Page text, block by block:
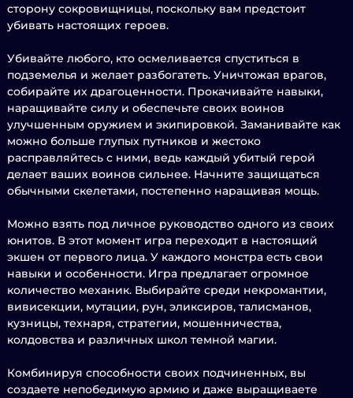
сторону сокровищницы, поскольку вам предстоит
убивать настоящих героев.
Убивайте любого, кто осмеливается спуститься в
подземелья и желает разбогатеть. Уничтожая врагов,
собирайте их драгоценности. Прокачивайте навыки,
наращивайте силу и обеспечьте своих воинов
улучшенным оружием и экипировкой. Заманивайте как
можно больше глупых путников и жестоко
расправляйтесь с ними, ведь каждый убитый герой
делает ваших воинов сильнее. Начните защищаться
обычными скелетами, постепенно наращивая мощь.
Можно взять под личное руководство одного из своих
юнитов. В этот момент игра переходит в настоящий
экшен от первого лица. У каждого монстра есть свои
навыки и особенности. Игра предлагает огромное
количество механик. Выбирайте среди некромантии,
вивисекции, мутации, рун, эликсиров, талисманов,
кузницы, технаря, стратегии, мошенничества,
колдовства и различных школ темной магии.
Комбинируя способности своих подчиненных, вы
создаете непобедимую армию и даже выращиваете